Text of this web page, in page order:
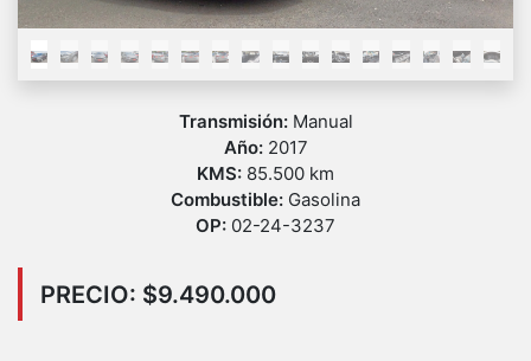
Transmisión: Manual
Año: 2017
KMS: 85.500 km
Combustible: Gasolina
OP: 02-24-3237
PRECIO: $9.490.000